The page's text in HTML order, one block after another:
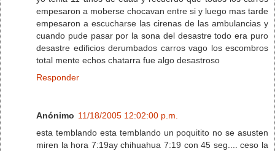
empesaron a moberse chocavan entre si y luego mas tarde
empesaron a escucharse las cirenas de las ambulancias y
cuando pude pasar por la sona del desastre todo era puro
desastre edificios derumbados carros vago los escombros
total mente echos chatarra fue algo desastroso
Responder
Anónimo 11/18/2005 12:02:00 p.m.
esta temblando esta temblando un poquitito no se asusten
miren la hora 7:19ay chihuahua 7:19 con 45 seg.... ceso la